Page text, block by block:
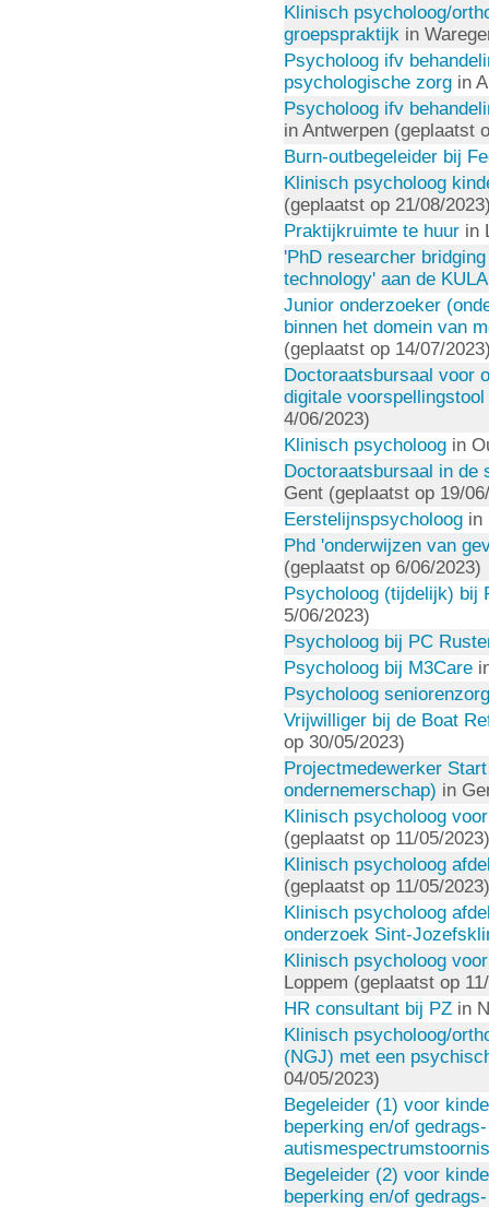
Klinisch psycholoog/
groepspraktijk in
Psycholoog ifv
psychologische zorg in
Psycholoog ifv
in Antwerpen (geplaatst
Burn-outbegeleider bij
Klinisch psycholoog
(geplaatst op 21/08/
Praktijkruimte te huur in
'PhD researcher
technology' aan de
Junior onderzoeker
binnen het domein van
(geplaatst op 14/07/
Doctoraatsbursaal voor
digitale
4/06/2023)
Klinisch psycholoog in
Doctoraatsbursaal in de
Gent (geplaatst op 19/
Eerstelijnspsycholoog in
Phd 'onderwijzen van
(geplaatst op 6/06/2023)
Psycholoog (tijdelijk) bij
5/06/2023)
Psycholoog bij PC
Psycholoog bij M3Care
Psycholoog seniorenzorg
Vrijwilliger bij de Boat
op 30/05/2023)
Projectmedewerker
ondernemerschap) in
Klinisch psycholoog
(geplaatst op 11/05/2023)
Klinisch psycholoog
(geplaatst op 11/05/2023)
Klinisch psycholoog
onderzoek Sint-
Klinisch psycholoog
Loppem (geplaatst op
HR consultant bij PZ in
Klinisch psycholoog/
(NGJ) met een
04/05/2023)
Begeleider (1) voor
beperking en/of
Begeleider (2) voor
beperking en/of